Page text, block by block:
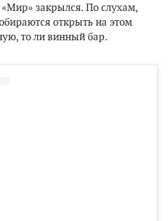
«Мир» закрылся. По слухам,
открыть на этом
то ли винный бар.